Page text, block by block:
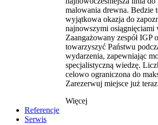
malowania drewna. Bedzie
wyjątkowa okazja do
najnowszymi osiągnięciami
Zaangażowany zespół IGP
towarzyszyć Państwu
wydarzenia, zapewniając
specjalistyczną wiedzę.
celowo ograniczona do
Zarezerwuj miejsce już
Więcej
Referencje
Serwis